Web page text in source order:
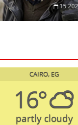
CAIRO, EG
16°
partly cloudy